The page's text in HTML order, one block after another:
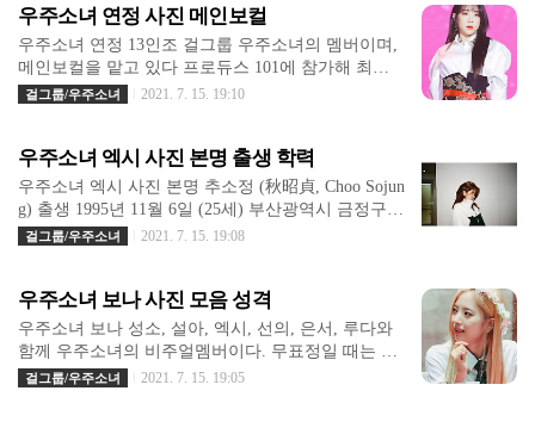
츠릴 만한 가치가 없습니다. 우주소녀 보나는 상당한
말하기 능력을 가지고 있어서 단체 인터뷰나 예능 프
로그램에 많이 출연합니다. 방송을 보시면 그녀가 논
리..
요 관심사죠. A: 처음에는 그저 마르기만 한 슬림한
몸을 만들려고 무작정 살을 뺐어요. 그런데 그건 키
도 크고 튼튼한 제 이미지와 맞지 않더라고요. 대신
에너지가 느껴지는 탄탄한 몸, ‘닮고 싶은 몸’을 만들
어야겠다고 다짐했어요. – 코스모폴리탄 2019년 10
녀의 멤버이며, 서브보컬을 맡고 있다. 본인 소개는
'우주소녀의 비타민'이라고 했으나 현재는 사랑둥이
로 소개하고 있다. 풋풋한 여대생 느낌이..
우주소녀 연정 사진 메인보컬
우주소녀 연정 13인조 걸그룹 우주소녀의 멤버이며,
메인보컬을 맡고 있다 프로듀스 101에 참가해 최종 1
1인에 들어 I.O.I 활동을 했으며 두 그룹에서 모두 메
러 대중가요 개인부문 장려상을 수상했다. 2014년 7
월에는 JYP 연습생 공채 11기 오디션에 지원했다. 지
원 곡은 JOO의 로, 이 곡으로 같은 해 9월에 열린 제2
2회 경기도 청소년 종합 예술제에 다시 한번 참가하
기도 했다. 직후 SM엔터테인먼트의 댄스 특기자로
4월 스타쉽으로 옮겼다. 같은 실용음악학원을 다니
다가 함께 스타쉽에 들어온 루다는 연정이 프로듀스
101에 참가하던 중..
걸그룹/우주소녀 2021. 7. 15. 19:10
우주소녀 엑시 사진 본명 출생 학력
우주소녀 엑시 사진 본명 추소정 (秋昭貞, Choo Sojun
g) 출생 1995년 11월 6일 (25세) 부산광역시 금정구
구서동 신체 166cm, 49kg, 245mm, A형 MBTI ESFP
현중학교 (졸업) 서울공연예술고등학교 (연기예술과
/ 졸업) 동덕여대 로고 동덕여자대학교 (방송연예과 /
졸업) 걸크러쉬 매력의 우주소녀 엑시 사진 몇 장 첨
부 +
걸그룹/우주소녀 2021. 7. 15. 19:08
우주소녀 보나 사진 모음 성격
우주소녀 보나 성소, 설아, 엑시, 선의, 은서, 루다와
함께 우주소녀의 비주얼멤버이다. 무표정일 때는 도
도한 느낌이지만, 웃을 때는 따뜻하고 맑은 느낌의
걸그룹/우주소녀 2021. 7. 15. 19:05